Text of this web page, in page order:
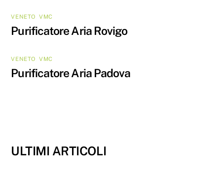
VENETO ,VMC
Purificatore Aria Rovigo
VENETO ,VMC
Purificatore Aria Padova
ULTIMI ARTICOLI